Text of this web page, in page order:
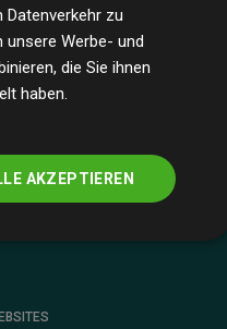
zu
unsere Werbe- und
die Sie ihnen
haben.
AKZEPTIEREN